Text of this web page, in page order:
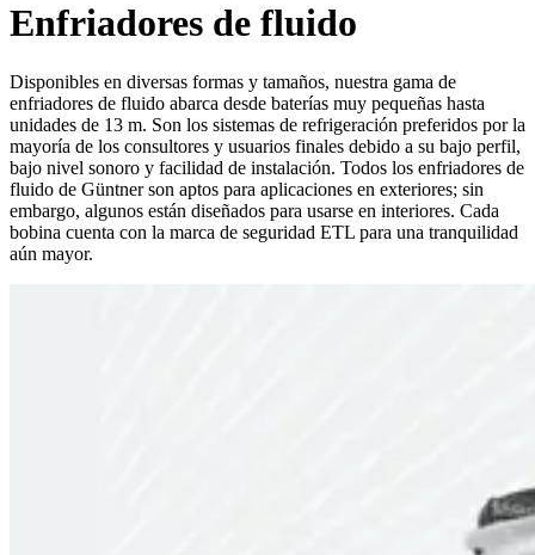
Enfriadores de fluido
Disponibles en diversas formas y tamaños, nuestra gama de
enfriadores de fluido abarca desde baterías muy pequeñas hasta
unidades de 13 m. Son los sistemas de refrigeración preferidos por la
mayoría de los consultores y usuarios finales debido a su bajo perfil,
bajo nivel sonoro y facilidad de instalación. Todos los enfriadores de
fluido de Güntner son aptos para aplicaciones en exteriores; sin
embargo, algunos están diseñados para usarse en interiores. Cada
bobina cuenta con la marca de seguridad ETL para una tranquilidad
aún mayor.